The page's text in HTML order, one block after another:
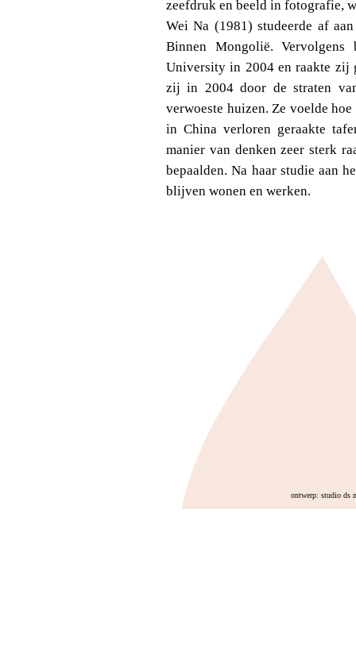
zeefdruk en beeld in fotografie,
Wei Na (1981) studeerde af
Binnen Mongolië. Vervolgens
University in 2004 en raakte zij
zij in 2004 door de straten
verwoeste huizen. Ze voelde
in China verloren geraakte
manier van denken zeer sterk
bepaalden. Na haar studie aan
blijven wonen en werken.
ontwerp: studio ds